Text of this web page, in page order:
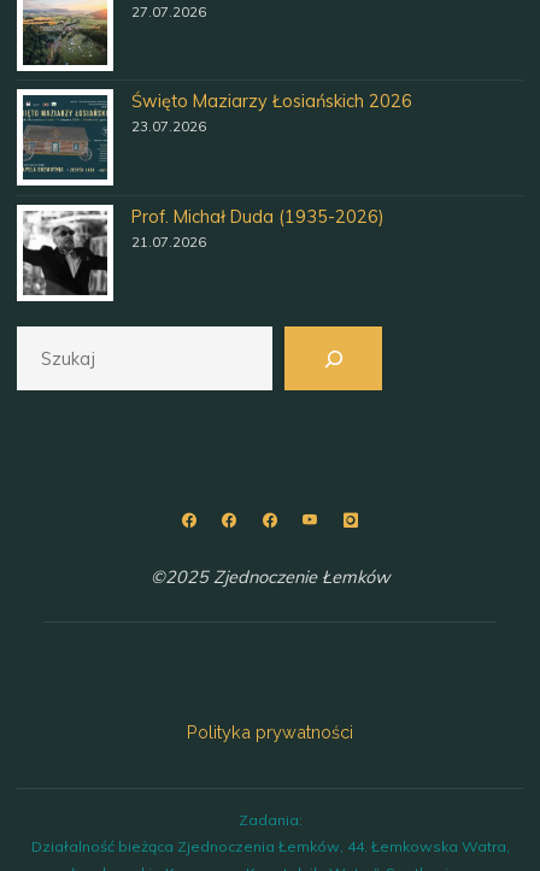
27.07.2026
Święto Maziarzy Łosiańskich 2026
23.07.2026
Prof. Michał Duda (1935-2026)
21.07.2026
©2025 Zjednoczenie Łemków
Polityka prywatności
Zadania:
Działalność bieżąca Zjednoczenia Łemków, 44. Łemkowska Watra,